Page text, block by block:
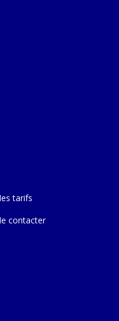
tarifs
contacter